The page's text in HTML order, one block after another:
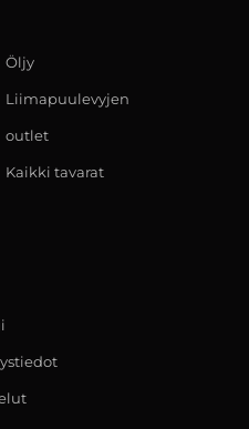
Öljy
Liimapuulevyjen
outlet
Kaikki tavarat